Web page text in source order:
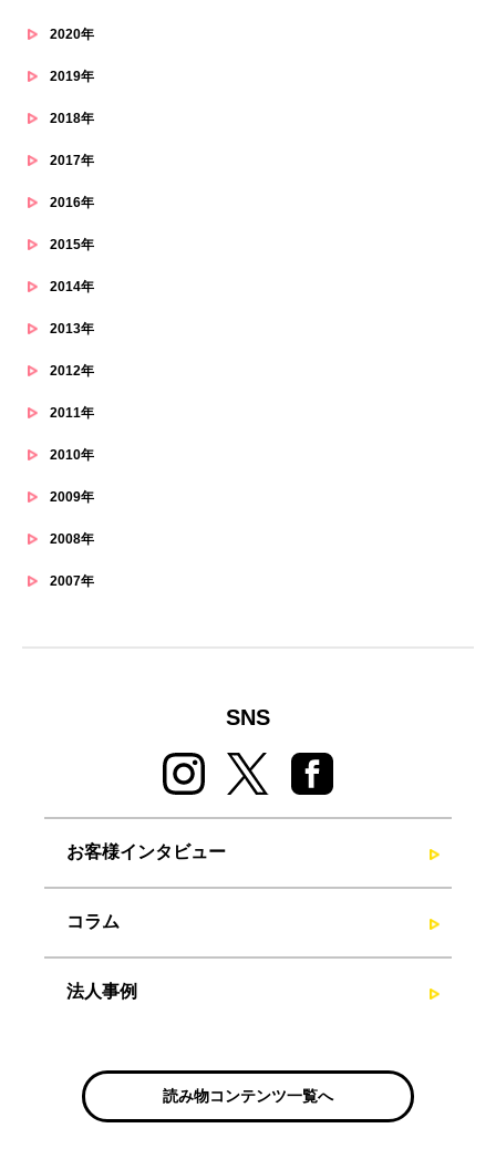
2020年
2019年
2018年
2017年
2016年
2015年
2014年
2013年
2012年
2011年
2010年
2009年
2008年
2007年
SNS
お客様インタビュー
コラム
法人事例
読み物コンテンツ一覧へ